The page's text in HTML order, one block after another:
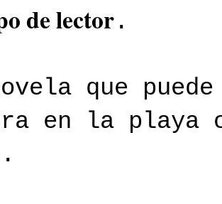
de lector .
que
en la playa